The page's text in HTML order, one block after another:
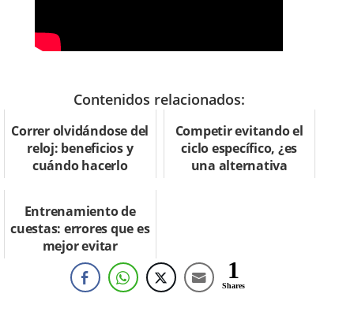
Contenidos relacionados:
Correr olvidándose del
reloj: beneficios y
cuándo hacerlo
Competir evitando el
ciclo específico, ¿es
una alternativa
Entrenamiento de
cuestas: errores que es
mejor evitar
1
Shares